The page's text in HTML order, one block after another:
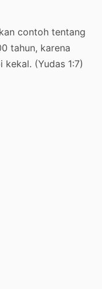
contoh tentang
tahun, karena
(Yudas 1:7)